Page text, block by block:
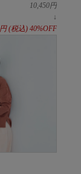
10,450円
↓
円(税込) 40%OFF